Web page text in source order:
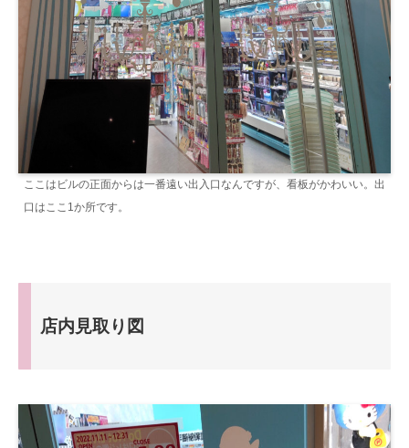
ここはビルの正面からは一番遠い出入口なんですが、看板がかわいい。出
口はここ1か所です。
店内見取り図